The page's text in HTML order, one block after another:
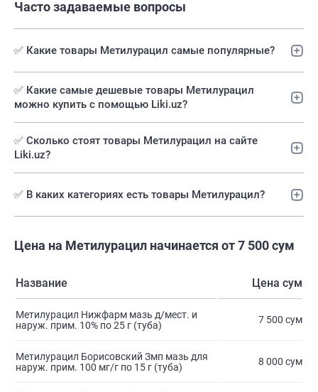
Часто задаваемые вопросы
✅ Какие товары Метилурацил самые популярные?
✅️ Какие самые дешевые товары Метилурацил
можно купить с помощью Liki.uz?
✅ Сколько стоят товары Метилурацил на сайте
Liki.uz?
✅ В каких категориях есть товары Метилурацил?
Цена на Метилурацил начинается от 7 500 сум
Название Цена сум
Метилурацил Нижфарм мазь д/мест. и
наруж. прим. 10% по 25 г (туба)
7 500 сум
Метилурацил Борисовский Змп мазь для
наруж. прим. 100 мг/г по 15 г (туба)
8 000 сум